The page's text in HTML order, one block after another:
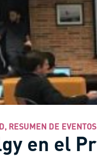
, RESUMEN DE EVENTOS
en el